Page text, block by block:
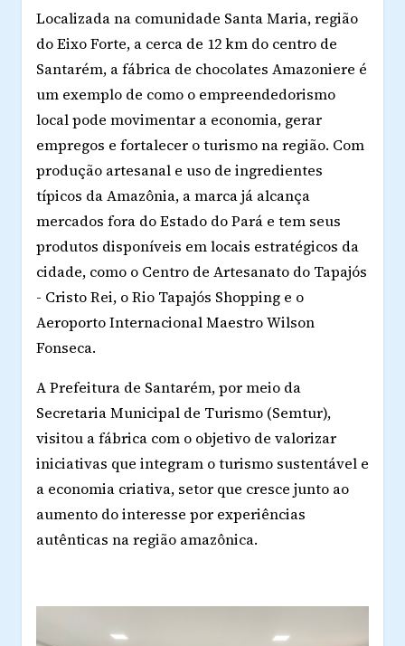
Localizada na comunidade Santa Maria, região
do Eixo Forte, a cerca de 12 km do centro de
Santarém, a fábrica de chocolates Amazoniere é
um exemplo de como o empreendedorismo
local pode movimentar a economia, gerar
empregos e fortalecer o turismo na região. Com
produção artesanal e uso de ingredientes
típicos da Amazônia, a marca já alcança
mercados fora do Estado do Pará e tem seus
produtos disponíveis em locais estratégicos da
cidade, como o Centro de Artesanato do Tapajós
- Cristo Rei, o Rio Tapajós Shopping e o
Aeroporto Internacional Maestro Wilson
Fonseca.
A Prefeitura de Santarém, por meio da
Secretaria Municipal de Turismo (Semtur),
visitou a fábrica com o objetivo de valorizar
iniciativas que integram o turismo sustentável e
a economia criativa, setor que cresce junto ao
aumento do interesse por experiências
autênticas na região amazônica.